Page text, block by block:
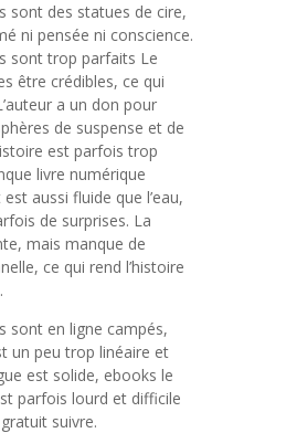
sont des statues de cire,
ni pensée ni conscience.
sont trop parfaits Le
être crédibles, ce qui
a un don pour
de suspense et de
est parfois trop
livre numérique
aussi fluide que l’eau,
de surprises. La
mais manque de
ce qui rend l’histoire
sont en ligne campés,
un peu trop linéaire et
est solide, ebooks le
parfois lourd et difficile
suivre.